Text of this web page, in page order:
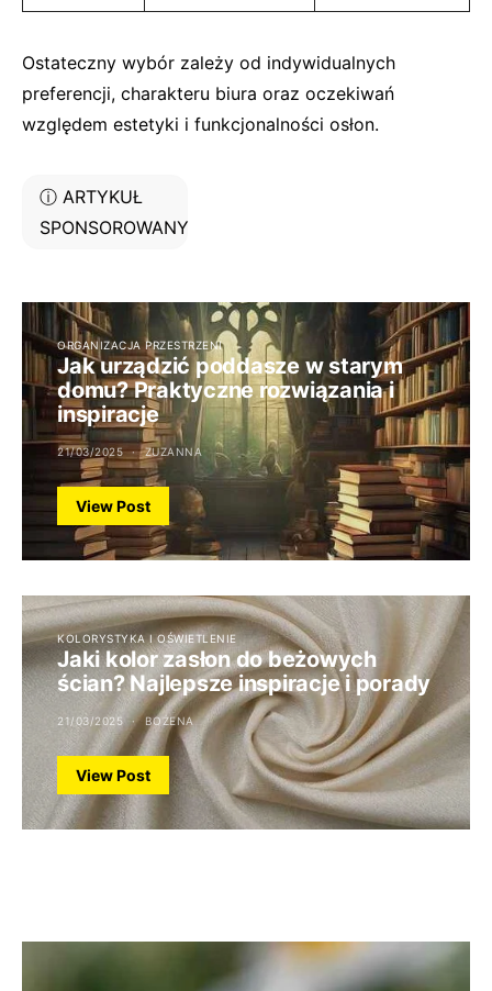
Ostateczny wybór zależy od indywidualnych
preferencji, charakteru biura oraz oczekiwań
względem estetyki i funkcjonalności osłon.
ⓘ ARTYKUŁ
SPONSOROWANY
ORGANIZACJA PRZESTRZENI
Jak urządzić poddasze w starym
domu? Praktyczne rozwiązania i
inspiracje
21/03/2025 ZUZANNA
View Post
KOLORYSTYKA I OŚWIETLENIE
Jaki kolor zasłon do beżowych
ścian? Najlepsze inspiracje i porady
21/03/2025 BOŻENA
View Post